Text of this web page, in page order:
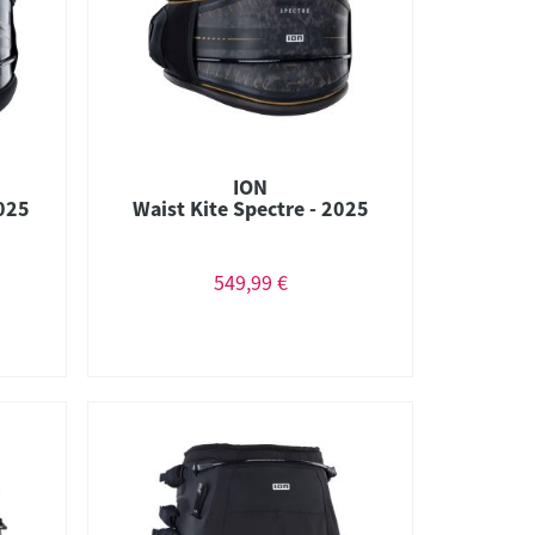
ION
Waist Kite Spectre - 2025
549,99 €